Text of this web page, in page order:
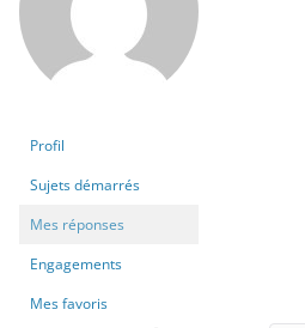
Profil
Sujets démarrés
Mes réponses
Engagements
Mes favoris